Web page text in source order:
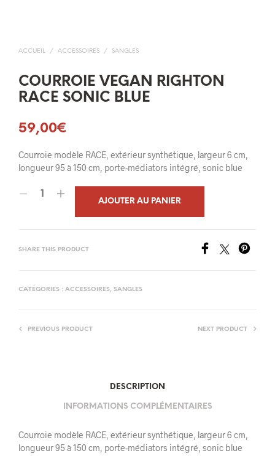
ACCUEIL / ACCESSOIRES / SANGLES
COURROIE VEGAN RIGHTON
RACE SONIC BLUE
59,00€
Courroie modèle RACE, extérieur synthétique, largeur 6 cm,
longueur 95 à 150 cm, porte-médiators intégré, sonic blue
AJOUTER AU PANIER
SHARE THIS PRODUCT
CATÉGORIES : ACCESSOIRES, SANGLES
PREVIOUS PRODUCT NEXT PRODUCT
DESCRIPTION
INFORMATIONS COMPLÉMENTAIRES
Courroie modèle RACE, extérieur synthétique, largeur 6 cm,
longueur 95 à 150 cm, porte-médiators intégré, sonic blue